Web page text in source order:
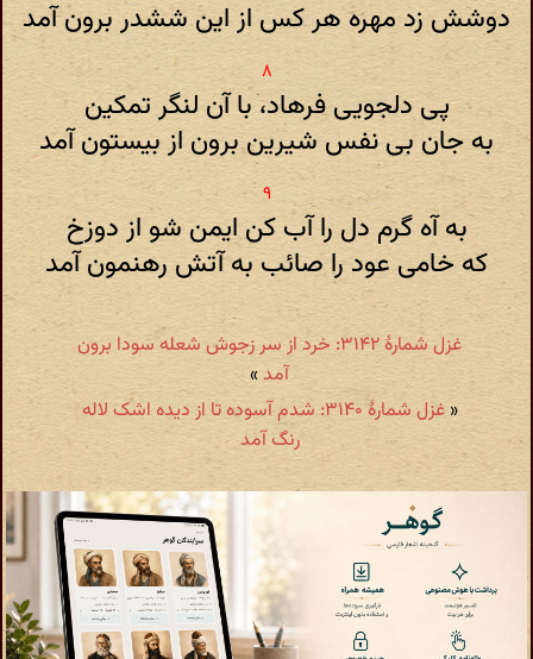
دوشش زد مهره هر کس از این ششدر برون آمد
پی دلجویی فرهاد، با آن لنگر تمکین
به جان بی نفس شیرین برون از بیستون آمد
به آه گرم دل را آب کن ایمن شو از دوزخ
که خامی عود را صائب به آتش رهنمون آمد
غزل شمارهٔ ۳۱۴۲: خرد از سر زجوش شعله سودا برون
آمد»
«
غزل شمارهٔ ۳۱۴۰: شدم آسوده تا از دیده اشک لاله
رنگ آمد